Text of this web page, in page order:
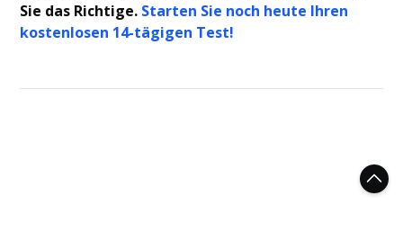
Sie das Richtige. Starten Sie noch heute Ihren
kostenlosen 14-tägigen Test!